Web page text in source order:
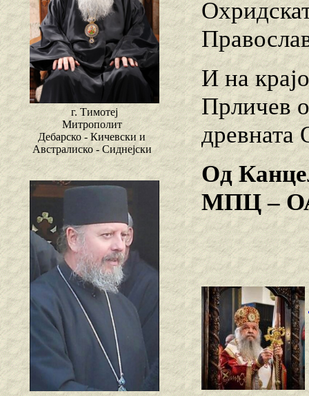
г. Тимотеј
Митрополит
Дебарско - Кичевски и
Австралиско - Сиднејски
И на
Прличев
древната
Од
МПЦ –